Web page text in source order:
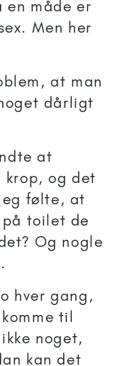
måde er
Men her
at man
dårligt
at
krop, og det
følte, at
toilet de
Og nogle
hver gang,
til
noget,
kan det